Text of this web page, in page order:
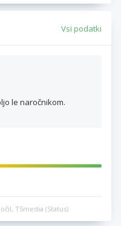
Vsi podatki
le naročnikom.
TSmedia (Status)